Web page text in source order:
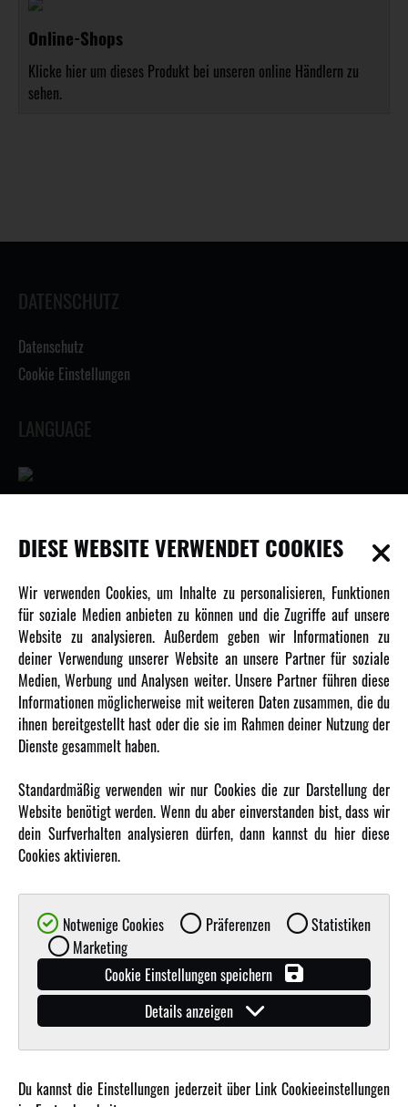
Online-Shops
Klicke hier um dieses Produkt bei unseren online Händlern zu
sehen.
DATENSCHUTZ
Datenschutz
Cookie Einstellungen
LANGUAGE
INFORMATIONEN
Newsletter
Über uns
Karriere
Amewi Kataloge
MEHR VON AMEWI
Amewi Construction - Nutzfahrzeuge
Malinos - Die kreative Seite von Amewi
Werden Sie Amewi Händler
© Copyright 2019 - 2026 Amewi Trade GmbH - Alle Rechte vorbehalten |Impressum| Der
DIESE WEBSITE VERWENDET COOKIES
Wir verwenden Cookies, um Inhalte zu personalisieren, Funktionen
für soziale Medien anbieten zu können und die Zugriffe auf unsere
Website zu analysieren. Außerdem geben wir Informationen zu
deiner Verwendung unserer Website an unsere Partner für soziale
Medien, Werbung und Analysen weiter. Unsere Partner führen diese
Informationen möglicherweise mit weiteren Daten zusammen, die du
ihnen bereitgestellt hast oder die sie im Rahmen deiner Nutzung der
Dienste gesammelt haben.
Standardmäßig verwenden wir nur Cookies die zur Darstellung der
Website benötigt werden. Wenn du aber einverstanden bist, dass wir
dein Surfverhalten analysieren dürfen, dann kannst du hier diese
Cookies aktivieren.
Notwenige Cookies Präferenzen
Statistiken
Marketing
Cookie Einstellungen speichern
Details anzeigen
Du kannst die Einstellungen jederzeit über Link Cookieeinstellungen